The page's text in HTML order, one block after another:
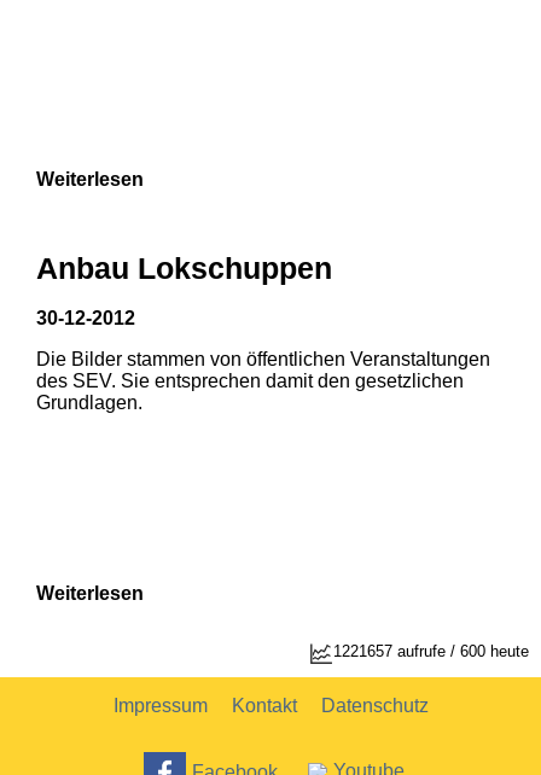
2
Weiterlesen
Anbau Lokschuppen
30-12-2012
Die Bilder stammen von öffentlichen Veranstaltungen
des SEV. Sie entsprechen damit den gesetzlichen
Grundlagen.
Weiterlesen
1221657 aufrufe / 600 heute
Impressum Kontakt Datenschutz